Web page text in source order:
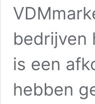
bedrijven
is een
hebben